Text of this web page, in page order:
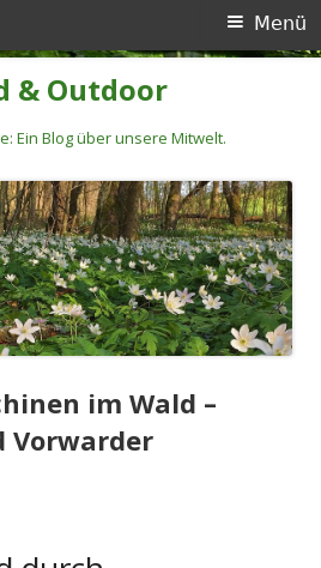
& Outdoor
Ein Blog über unsere Mitwelt.
Menü
im Wald –
Vorwarder